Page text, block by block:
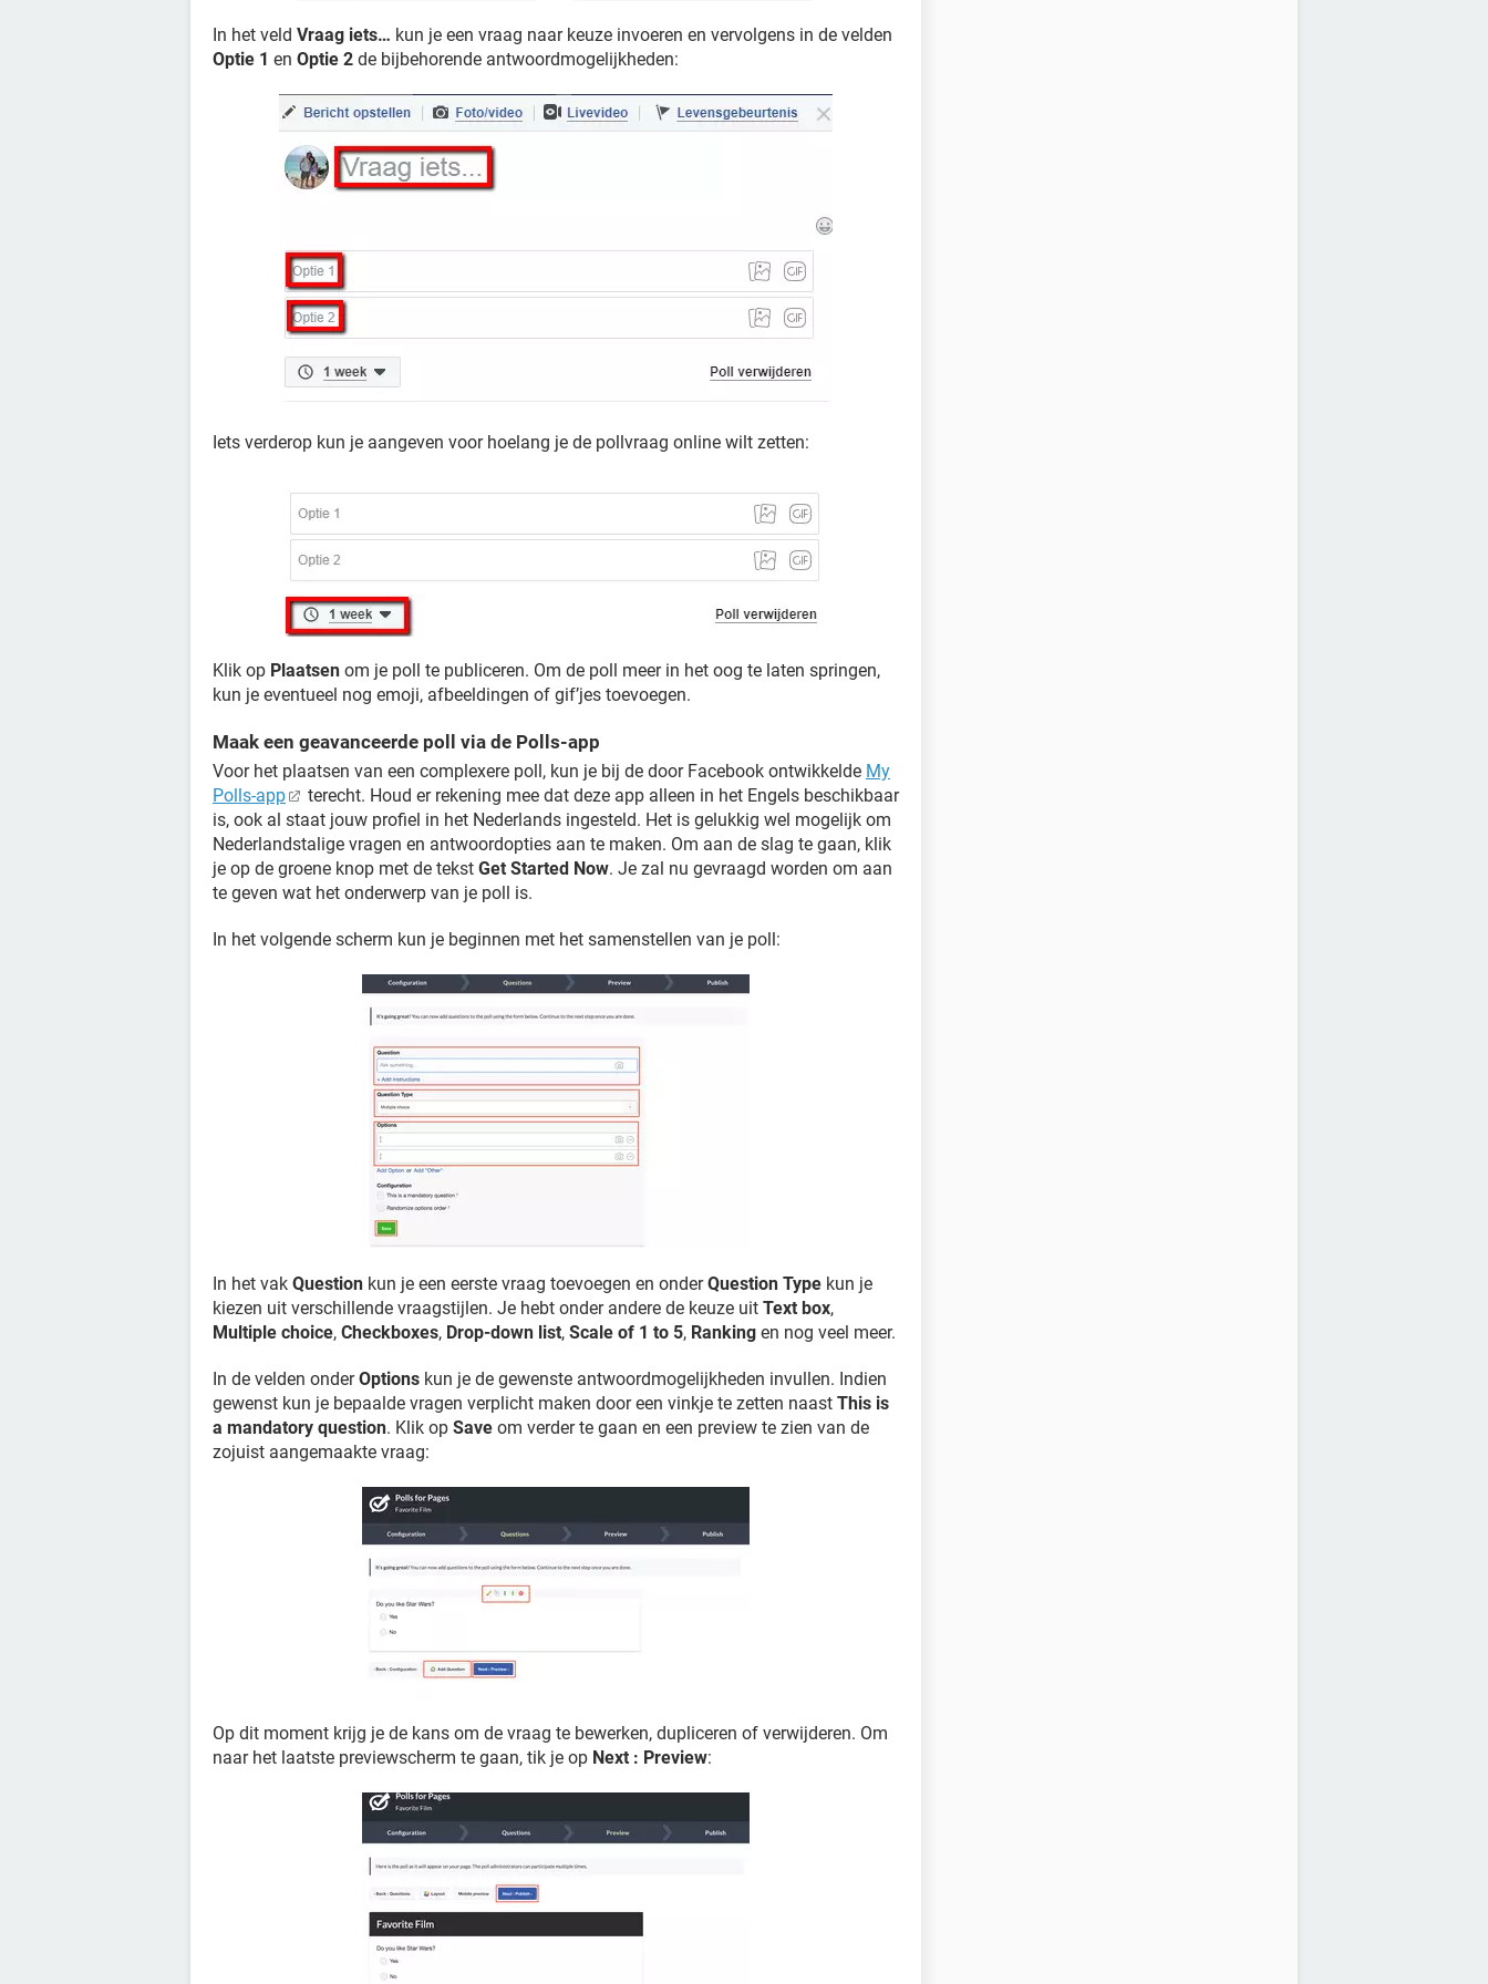
In het veld Vraag iets… kun je een vraag naar keuze invoeren en vervolgens in de velden
Optie 1 en Optie 2 de bijbehorende antwoordmogelijkheden:
Iets verderop kun je aangeven voor hoelang je de pollvraag online wilt zetten:
Klik op Plaatsen om je poll te publiceren. Om de poll meer in het oog te laten springen,
kun je eventueel nog emoji, afbeeldingen of gif’jes toevoegen.
Maak een geavanceerde poll via de Polls-app
Voor het plaatsen van een complexere poll, kun je bij de door Facebook ontwikkelde My
Polls-app
terecht. Houd er rekening mee dat deze app alleen in het Engels beschikbaar
is, ook al staat jouw profiel in het Nederlands ingesteld. Het is gelukkig wel mogelijk om
Nederlandstalige vragen en antwoordopties aan te maken. Om aan de slag te gaan, klik
je op de groene knop met de tekst Get Started Now. Je zal nu gevraagd worden om aan
te geven wat het onderwerp van je poll is.
In het volgende scherm kun je beginnen met het samenstellen van je poll:
In het vak Question kun je een eerste vraag toevoegen en onderQuestion Type kun je
kiezen uit verschillende vraagstijlen. Je hebt onder andere de keuze uit Text box,
Multiple choice, Checkboxes, Drop-down list, Scale of 1 to 5, Ranking en nog veel meer.
In de velden onderOptions kun je de gewenste antwoordmogelijkheden invullen. Indien
gewenst kun je bepaalde vragen verplicht maken door een vinkje te zetten naast This is
a mandatory question. Klik op Save om verder te gaan en een preview te zien van de
zojuist aangemaakte vraag:
Op dit moment krijg je de kans om de vraag te bewerken, dupliceren of verwijderen. Om
naar het laatste previewscherm te gaan, tik je op Next : Preview: